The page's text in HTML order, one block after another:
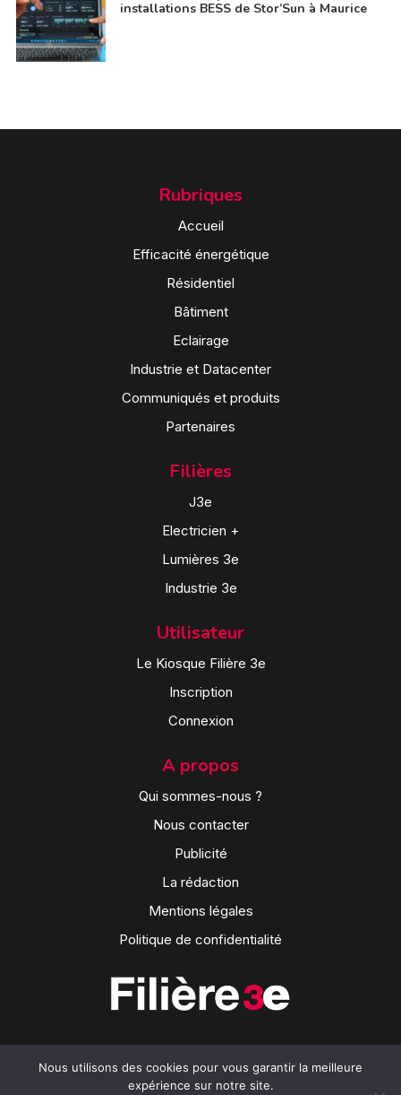
installations BESS de Stor’Sun à Maurice
Rubriques
Accueil
Efficacité énergétique
Résidentiel
Bâtiment
Eclairage
Industrie et Datacenter
Communiqués et produits
Partenaires
Filières
J3e
Electricien +
Lumières 3e
Industrie 3e
Utilisateur
Le Kiosque Filière 3e
Inscription
Connexion
A propos
Qui sommes-nous ?
Nous contacter
Publicité
La rédaction
Mentions légales
Politique de confidentialité
Nous utilisons des cookies pour vous garantir la meilleure
expérience sur notre site.